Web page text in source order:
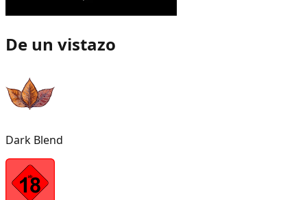
De un vistazo
Dark Blend